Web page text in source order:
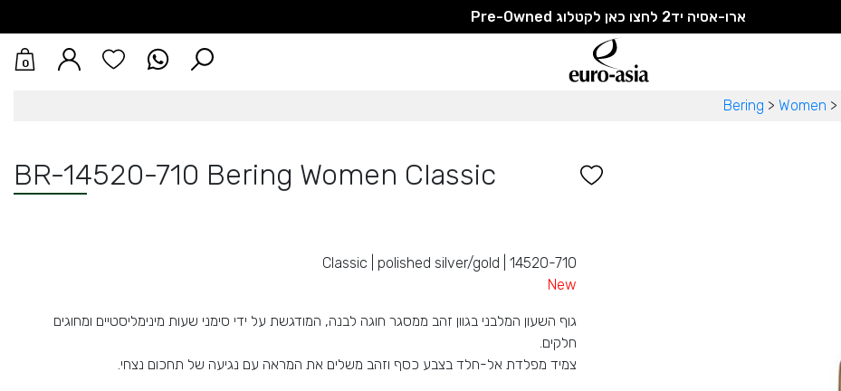
ארו-אסיה יד2 לחצו כאן לקטלוג Pre-Owned
0
Bering > Women >
BR-14520-710 Bering Women Classic
Classic | polished silver/gold | 14520-710
New
גוף השעון המלבני בגוון זהב ממסגר חוגה לבנה, המודגשת על ידי סימני שעות מינימליסטיים ומחוגים
חלקים.
צמיד מפלדת אל-חלד בצבע כסף וזהב משלים את המראה עם נגיעה של תחכום נצחי.